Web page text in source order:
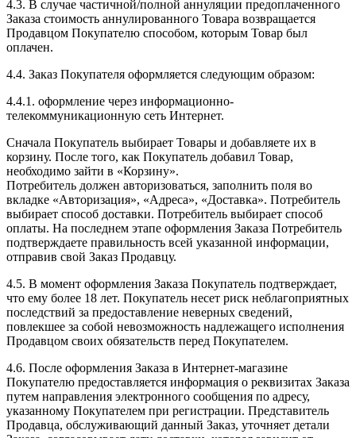
4.3. В случае частичной/полной аннуляции предоплаченного
Заказа стоимость аннулированного Товара возвращается
Продавцом Покупателю способом, которым Товар был
оплачен.
4.4. Заказ Покупателя оформляется следующим образом:
4.4.1. оформление через информационно-
телекоммуникационную сеть Интернет.
Сначала Покупатель выбирает Товары и добавляете их в
корзину. После того, как Покупатель добавил Товар,
необходимо зайти в «Корзину».
Потребитель должен авторизоваться, заполнить поля во
вкладке «Авторизация», «Адреса», «Доставка». Потребитель
выбирает способ доставки. Потребитель выбирает способ
оплаты. На последнем этапе оформления Заказа Потребитель
подтверждаете правильность всей указанной информации,
отправив свой Заказ Продавцу.
4.5. В момент оформления Заказа Покупатель подтверждает,
что ему более 18 лет. Покупатель несет риск неблагоприятных
последствий за предоставление неверных сведений,
повлекшее за собой невозможность надлежащего исполнения
Продавцом своих обязательств перед Покупателем.
4.6. После оформления Заказа в Интернет-магазине
Покупателю предоставляется информация о реквизитах Заказа
путем направления электронного сообщения по адресу,
указанному Покупателем при регистрации. Представитель
Продавца, обслуживающий данный Заказ, уточняет детали